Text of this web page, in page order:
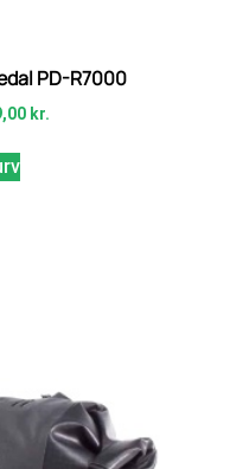
PD-R7000
kr.